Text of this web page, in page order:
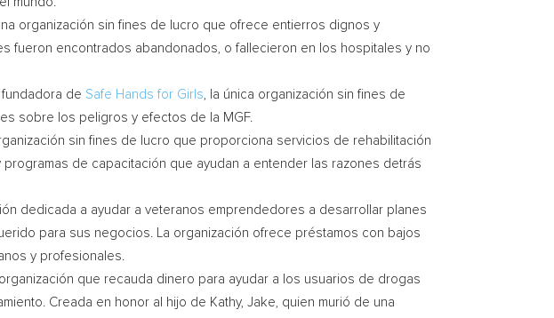
organización sin fines de lucro que ofrece entierros dignos y
fueron encontrados abandonados, o fallecieron en los hospitales y no
de Safe Hands for Girls, la única organización sin fines de
sobre los peligros y efectos de la MGF.
sin fines de lucro que proporciona servicios de rehabilitación
de capacitación que ayudan a entender las razones detrás
dedicada a ayudar a veteranos emprendedores a desarrollar planes
para sus negocios. La organización ofrece préstamos con bajos
y profesionales.
que recauda dinero para ayudar a los usuarios de drogas
Creada en honor al hijo de Kathy, Jake, quien murió de una